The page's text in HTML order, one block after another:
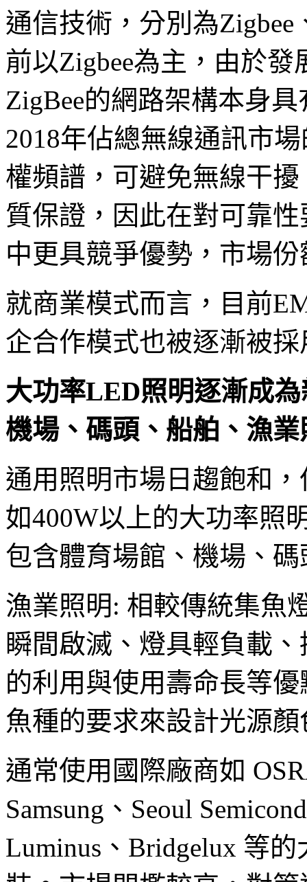
通信技術，分別為
前以Zigbee為主，由於
ZigBee的網路架構本身
2018年佔總無線通訊市
權頻譜，可避免無線干
質保證，因此在對可靠
中更具競爭優勢，市場
就商業模式而言，目前
企合作模式也被逐漸被
大功率LED照明逐漸成
機場、碼頭、船舶、漁業
通用照明市場日趨飽和
如400W以上的大功率照
包含體育場館、機場、
漁業照明: 相較傳統集魚
瞬間啟滅、燈具輕負載
的利用與使用壽命長等
魚種的要求來設計光源
通常使用國際廠商如
Samsung、Seoul
Luminus、Bridgelux 等